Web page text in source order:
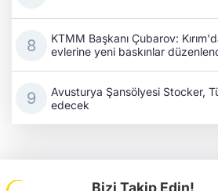
KTMM Başkanı Çubarov:
evlerine yeni baskınlar
Avusturya Şansölyesi Stocker,
edecek